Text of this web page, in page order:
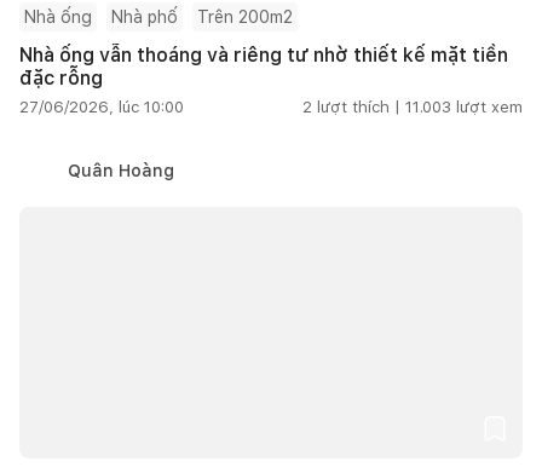
Nhà ống Nhà phố Trên 200m2
Nhà ống vẫn thoáng và riêng tư nhờ thiết kế mặt tiền
đặc rỗng
27/06/2026, lúc 10:00 2 lượt thích | 11.003 lượt xem
Quân Hoàng